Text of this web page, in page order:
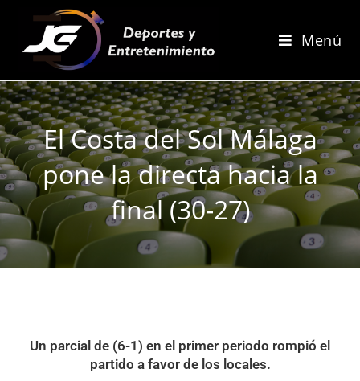
Menú
El Costa del Sol Málaga
pone la directa hacia la
final (30-27)
Un parcial de (6-1) en el primer periodo rompió el
partido a favor de los locales.